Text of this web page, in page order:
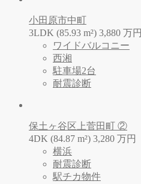
小田原市中町
3LDK (85.93 m²) 3,880 万円
ワイドバルコニー
西湘
駐車場2台
耐震診断
保土ヶ谷区上菅田町 ②
4DK (84.87 m²) 3,280 万円
横浜
耐震診断
駅チカ物件